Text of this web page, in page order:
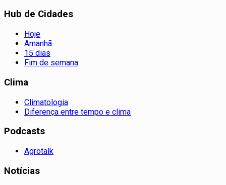
Hub de Cidades
Hoje
Amanhã
15 dias
Fim de semana
Clima
Climatologia
Diferença entre tempo e clima
Podcasts
Agrotalk
Notícias